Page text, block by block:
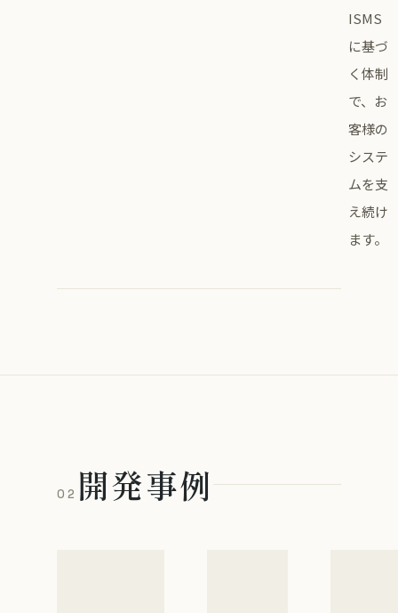
ISMS
に基づ
く体制
で、お
客様の
システ
ムを支
え続け
ます。
02 開発事例